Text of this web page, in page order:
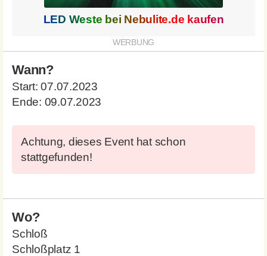
LED Weste bei Nebulite.de kaufen
Wann?
Start:07.07.2023
Ende: 09.07.2023
Achtung, dieses Event hat schon
stattgefunden!
Wo?
Schloß
Schloßplatz 1